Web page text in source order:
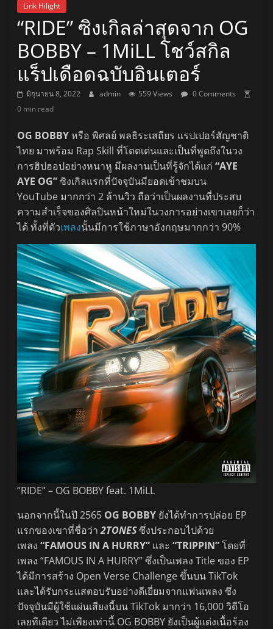
Link Hilight
“RIDE” ซิงเกิลล่าสุดจาก OG
BOBBY – 1MiLL โชว์สกิล
แร็ปเดือดฉบับอินเตอร์
มิถุนายน 8, 2022 admin 559 Views
0 Comments
0 min read
OG BOBBY หรือ พิศลย์ พลธิระเสถียร แรปเปอร์สัญชาติ
ไทย มาพร้อม Rap Skill ที่โดดเด่นและเป็นที่พูดถึงในวง
การฮิปฮอปอย่างหนาหู มีผลงานเป็นที่รู้จักได้แก่“AYE
AYE OG”ซิงเกิลแรกที่ปัจจุบันมียอดเข้าชมบน
YouTube มากกว่า 2 ล้านวิว ถือว่าเป็นผลงานที่ประสบ
ความสำเร็จของศิลปินหน้าใหม่ในวงการอย่างเขาเลยก็ว่า
ได้ ทั้งที่ตัวเพลงนั้นมีการใช้ภาษาอังกฤษมากกว่า 90%
“RIDE” – OG BOBBY feat. 1MiLL
นอกจากนี้ในปี 2565 OG BOBBY ยังได้ทำการปล่อย EP
แรกของเขาที่ชื่อว่า2TONESซึ่งประกอบไปด้วย
เพลง“FAMOUS IN A HURRY” และ “TRIPPIN”โดยที่
เพลง “FAMOUS IN A HURRY” ซึ่งเป็นเพลง Title ของ EP
ได้มีการสร้าง Open Verse Challenge ขึ้นบน TikTok
และได้รับกระแสตอบรับอย่างดีเยี่ยมจากแฟนเพลง ซึ่ง
ปัจจุบันมีผู้ใช้แผ่นเสียงนี้บน TikTok มากว่า 16,000 วิดีโอ
เลยทีเดียว ไม่เพียงเท่านี้ OG BOBBY ยังเป็นผู้แต่งเนื้อร้อง